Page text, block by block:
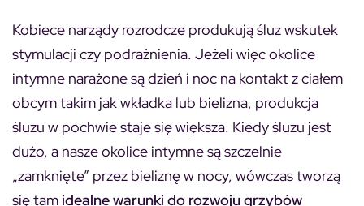
Kobiece narządy rozrodcze produkują śluz wskutek
stymulacji czy podrażnienia. Jeżeli więc okolice
intymne narażone są dzień i noc na kontakt z ciałem
obcym takim jak wkładka lub bielizna, produkcja
śluzu w pochwie staje się większa. Kiedy śluzu jest
dużo, a nasze okolice intymne są szczelnie
„zamknięte” przez bieliznę w nocy, wówczas tworzą
się tam idealne warunki do rozwoju grzybów